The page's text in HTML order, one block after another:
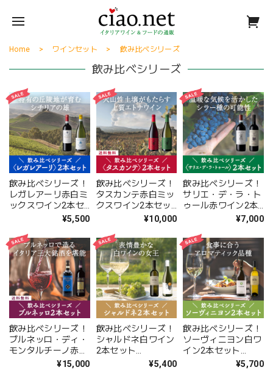
Home ワインセット 飲み比べシリーズ
飲み比べシリーズ
飲み比べシリーズ！
レガレアーリ赤白ミ
ックスワイン2本セ
ット〈28.6%OFF〉
¥5,500
飲み比べシリーズ！
タスカンテ赤白ミッ
クスワイン2本セッ
ト〈17.4%OFF＆送
¥10,000
飲み比べシリーズ！
サリエ・デ・ラ・ト
ゥール赤ワイン2本
(B702007)
¥7,000
飲み比べシリーズ！
ブルネッロ・ディ・
モンタルチーノ赤ワ
イン2本セット¥15,000
飲み比べシリーズ！
シャルドネ白ワイン
2本セット
¥5,400
飲み比べシリーズ！
ソーヴィニヨン白ワ
イン2本セット
¥5,700